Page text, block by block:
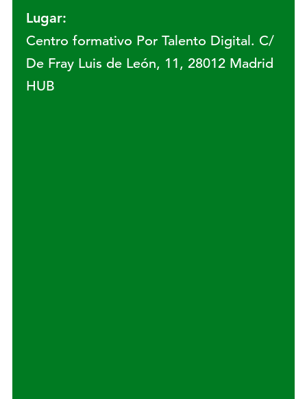
Lugar:
Centro formativo Por Talento Digital. C/
De Fray Luis de León, 11, 28012 Madrid
HUB